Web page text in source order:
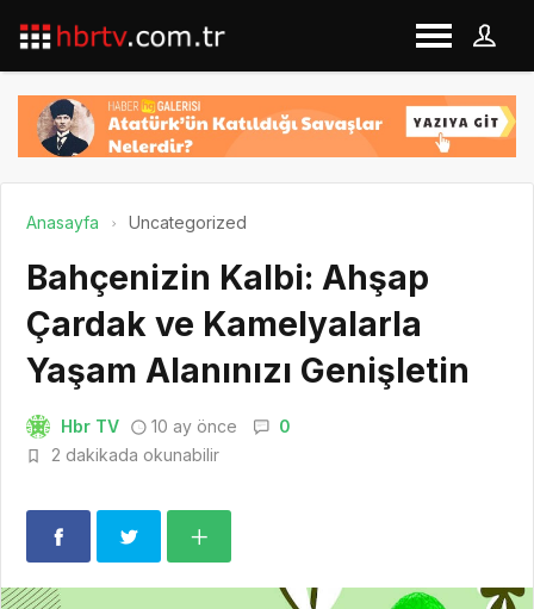
Anasayfa Uncategorized
Bahçenizin Kalbi: Ahşap
Çardak ve Kamelyalarla
Yaşam Alanınızı Genişletin
Hbr TV 10 ay önce
0
2 dakikada okunabilir